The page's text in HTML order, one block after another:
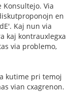
Konsultejo. Via
en
Kaj nun via
kaj kontrauxlegxa
via problemo,
kutime pri temoj
vian cxagrenon.